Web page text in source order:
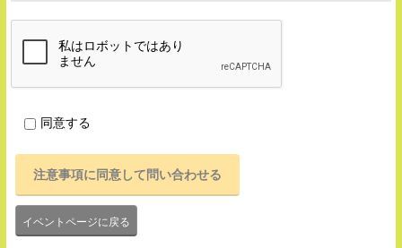
止・消去および第三者への提供の停止（「開示等」といいます。）を受け付け
開示等の求めは、以下の「個人情報苦情及び相談窓口」で受け付けます。
ご入力頂く情報の提供は任意となっております。ただし、正確な情報をご提供
当ホームページではご利用状況の統計調査のためクッキー等を用いております
個人情報保護管理者
イベントレジスト株式会社 苦情相談窓口
E-Mail ： contact@eventregist.com
受付時間 ： 10:00～18:00
同意する
イベントページに戻る